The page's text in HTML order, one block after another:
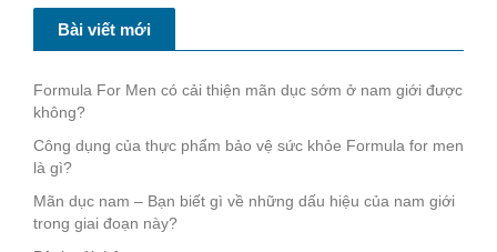
Bài viết mới
Formula For Men có cải thiện mãn dục sớm ở nam giới được
không?
Công dụng của thực phẩm bảo vệ sức khỏe Formula for men
là gì?
Mãn dục nam – Bạn biết gì về những dấu hiệu của nam giới
trong giai đoạn này?